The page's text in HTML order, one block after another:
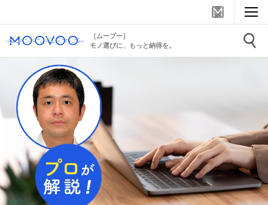
［ムーブー］
モノ選びに、もっと納得を。